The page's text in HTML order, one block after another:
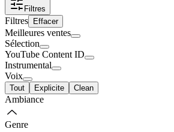
Filtres
Filtres Effacer
Meilleures ventes
Sélection
YouTube Content ID
Instrumental
Voix
Tout Explicite Clean
Ambiance
Genre